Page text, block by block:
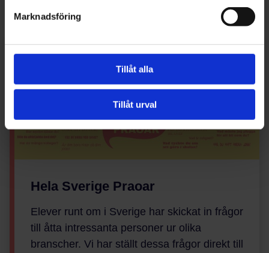
Marknadsföring
Tillåt alla
Tillåt urval
Hela Sverige Praoar
Elever runt om i Sverige har skickat in frågor
till åtta intressanta personer ur olika
branscher. Vi har ställt dessa frågor direkt till